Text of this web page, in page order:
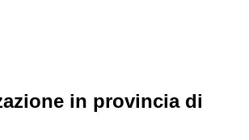
in provincia di